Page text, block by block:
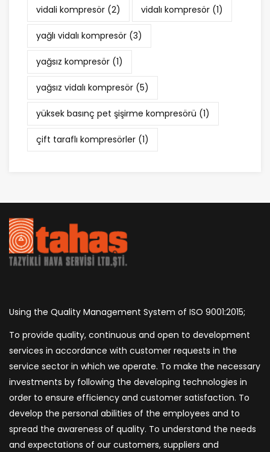
vidali kompresör (2) vidalı kompresör (1)
yağlı vidalı kompresör (3)
yağsız kompresör (1)
yağsız vidalı kompresör (5)
yüksek basınç pet şişirme kompresörü (1)
çift taraflı kompresörler (1)
Using the Quality Management System of ISO 9001:2015;
To provide quality, continuous and open to development
services in accordance with customer requests in the
service sector in which we operate. To make the necessary
investments by following the developing technologies in
order to ensure efficiency and customer satisfaction. To
develop the personal abilities of the employees and to
spread the awareness of quality. To understand the needs
and expectations of our customers, suppliers and